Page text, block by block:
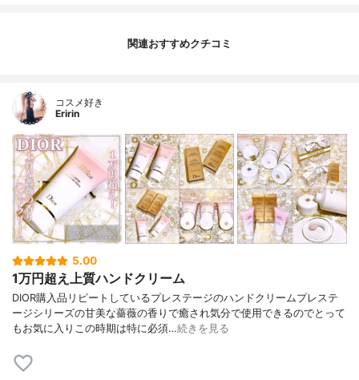
関連おすすめクチコミ
コスメ好き
Eririn
5.00
1万円超え上質ハンドクリーム
DIOR購入品リピートしているプレステージのハンドクリームプレステ
ージシリーズの甘美な薔薇の香りで癒され気分で使用できるのでとって
もお気に入りこの時期は特に必須…続きを見る